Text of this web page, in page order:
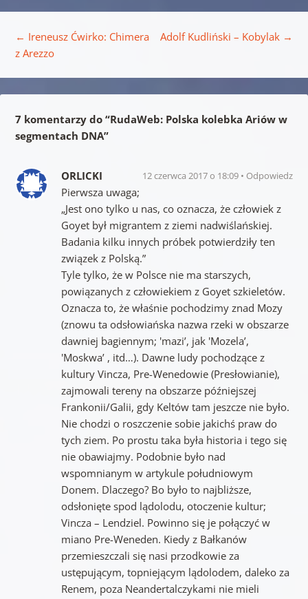
← Ireneusz Ćwirko: Chimera
z Arezzo
Adolf Kudliński – Kobylak →
7 komentarzy do “RudaWeb: Polska kolebka Ariów w
segmentach DNA”
ORLICKI 12 czerwca 2017 o 18:09 Odpowiedz
Pierwsza uwaga;
„Jest ono tylko u nas, co oznacza, że człowiek z
Goyet był migrantem z ziemi nadwiślańskiej.
Badania kilku innych próbek potwierdziły ten
związek z Polską.”
Tyle tylko, że w Polsce nie ma starszych,
powiązanych z człowiekiem z Goyet szkieletów.
Oznacza to, że właśnie pochodzimy znad Mozy
(znowu ta odsłowiańska nazwa rzeki w obszarze
dawniej bagiennym; 'mazi’, jak 'Mozela’,
'Moskwa’ , itd…). Dawne ludy pochodzące z
kultury Vincza, Pre-Wenedowie (Presłowianie),
zajmowali tereny na obszarze późniejszej
Frankonii/Galii, gdy Keltów tam jeszcze nie było.
Nie chodzi o roszczenie sobie jakichś praw do
tych ziem. Po prostu taka była historia i tego się
nie obawiajmy. Podobnie było nad
wspomnianym w artykule południowym
Donem. Dlaczego? Bo było to najbliższe,
odsłonięte spod lądolodu, otoczenie kultur;
Vincza – Lendziel. Powinno się je połączyć w
miano Pre-Weneden. Kiedy z Bałkanów
przemieszczali się nasi przodkowie za
ustępującym, topniejącym lądolodem, daleko za
Renem, poza Neandertalczykami nie mieli